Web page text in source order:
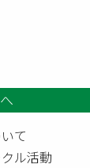
て
ル活動